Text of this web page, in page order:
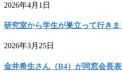
2026年4月1日
研究室から学生が巣立って行きま
2026年3月25日
金井希生さん（B4）が同窓会長